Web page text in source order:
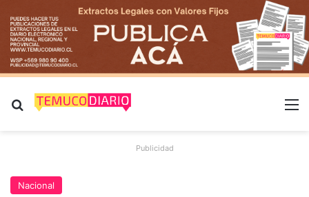
Buscar por
Publicidad
Nacional